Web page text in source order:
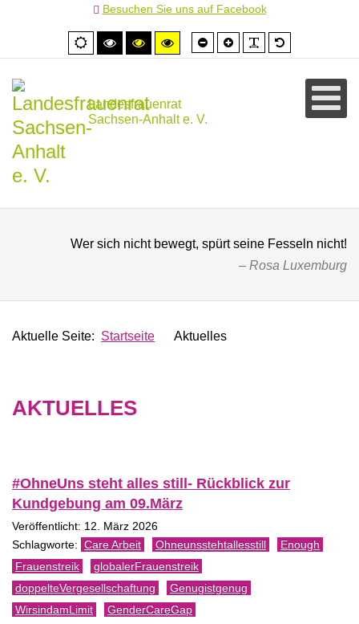
Besuchen Sie uns auf Facebook
Normale
Ansicht
Hoher
Kontrast
Hoher
Kontrast
Hoher
Kontrast
Schrift
kleiner
Schrift
größer
Landesfrauenrat
Sachsen-Anhalt e. V.
Wer sich nicht bewegt, spürt seine Fesseln nicht!
Rosa Luxemburg
Aktuelle Seite: Startseite Aktuelles
AKTUELLES
#OhneUns steht alles still- Rückblick zur
Kundgebung am 09.März
Veröffentlicht: 12. März 2026
Care Arbeit Ohneunsstehtallesstill
Enough
Frauenstreik
globalerFrauenstreik
doppelteVergesellschaftung
Genugistgenug
WirsindamLimit
GenderCareGap